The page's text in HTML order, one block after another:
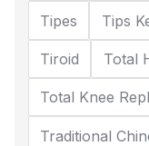
Tipes Tips
Tiroid Total
Total Knee
Traditional